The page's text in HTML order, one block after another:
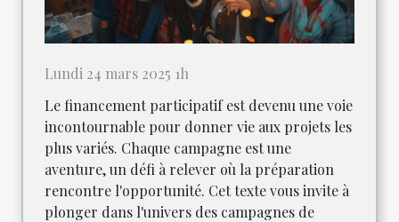
Lundi 24 mars 2025 1h
Le financement participatif est devenu une voie
incontournable pour donner vie aux projets les
plus variés. Chaque campagne est une
aventure, un défi à relever où la préparation
rencontre l'opportunité. Cet texte vous invite à
plonger dans l'univers des campagnes de